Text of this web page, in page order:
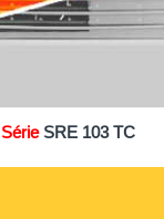
Série SRE 103 TC